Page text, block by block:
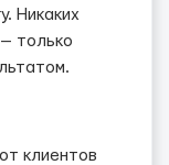
Никаких
только
клиентов